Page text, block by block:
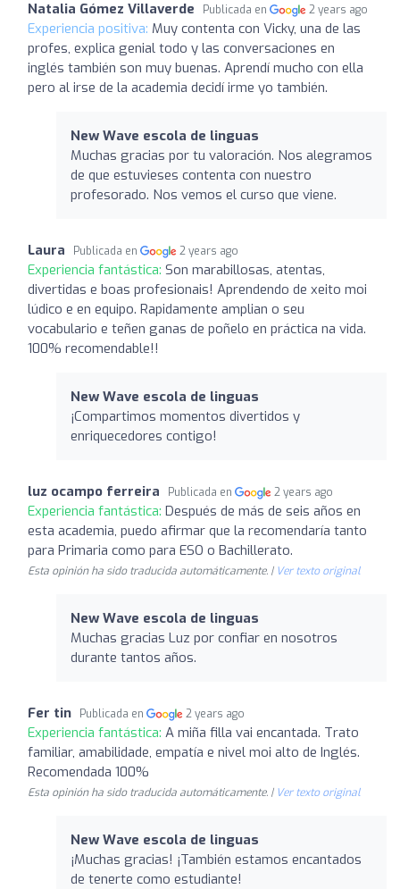
Natalia Gómez Villaverde Publicada en 2 years ago
Experiencia positiva: Muy contenta con Vicky, una de las
profes, explica genial todo y las conversaciones en
inglés también son muy buenas. Aprendí mucho con ella
pero al irse de la academia decidí irme yo también.
New Wave escola de linguas
Muchas gracias por tu valoración. Nos alegramos
de que estuvieses contenta con nuestro
profesorado. Nos vemos el curso que viene.
Laura Publicada en 2 years ago
Experiencia fantástica: Son marabillosas, atentas,
divertidas e boas profesionais! Aprendendo de xeito moi
lúdico e en equipo. Rapidamente amplian o seu
vocabulario e teñen ganas de poñelo en práctica na vida.
100% recomendable!!
New Wave escola de linguas
¡Compartimos momentos divertidos y
enriquecedores contigo!
luz ocampo ferreira Publicada en 2 years ago
Experiencia fantástica: Después de más de seis años en
esta academia, puedo afirmar que la recomendaría tanto
para Primaria como para ESO o Bachillerato.
Esta opinión ha sido traducida automáticamente. | Ver texto original
New Wave escola de linguas
Muchas gracias Luz por confiar en nosotros
durante tantos años.
Fer tin Publicada en 2 years ago
Experiencia fantástica: A miña filla vai encantada. Trato
familiar, amabilidade, empatía e nivel moi alto de Inglés.
Recomendada 100%
Esta opinión ha sido traducida automáticamente. | Ver texto original
New Wave escola de linguas
¡Muchas gracias! ¡También estamos encantados
de tenerte como estudiante!